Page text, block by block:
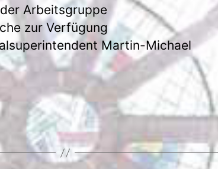
Arbeitsgruppe
zur Verfügung
Martin-Michael